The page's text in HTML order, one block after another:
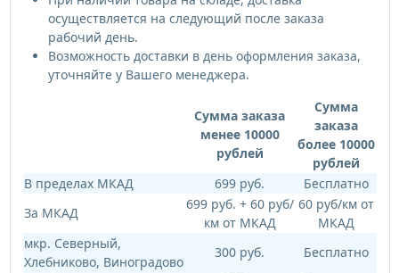
осуществляется на следующий после заказа
рабочий день.
Возможность доставки в день оформления заказа,
уточняйте у Вашего менеджера.
Сумма заказа
менее 10000
рублей
Сумма
заказа
более 10000
рублей
В пределах МКАД
699 руб.
Бесплатно
За МКАД
699 руб. + 60 руб/
км от МКАД
60 руб/км от
МКАД
мкр. Северный,
Хлебниково, Виноградово
300 руб.
Бесплатно